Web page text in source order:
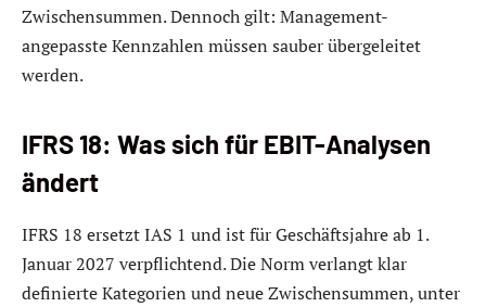
Zwischensummen. Dennoch gilt: Management-
angepasste Kennzahlen müssen sauber übergeleitet
werden.
IFRS 18: Was sich für EBIT-Analysen
ändert
IFRS 18 ersetzt IAS 1 und ist für Geschäftsjahre ab 1.
Januar 2027 verpflichtend. Die Norm verlangt klar
definierte Kategorien und neue Zwischensummen, unter